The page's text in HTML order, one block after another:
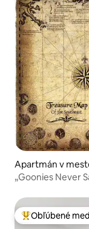
Apartmán v
„Goonies Never
Najobľúbenejšie
Obľúbené